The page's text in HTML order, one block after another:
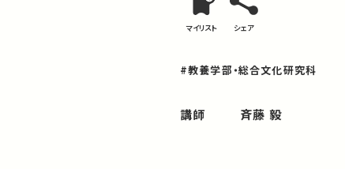
マイリスト シェア
#教養学部・総合文化研究科
講師 斉藤 毅